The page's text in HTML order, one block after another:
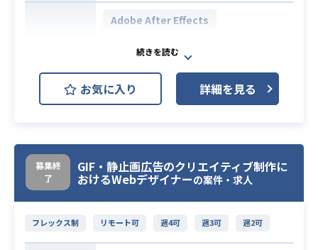
Adobe After Effects
Adobe Illustrator
Adobe Photoshop
業務内容
ライブアプリの開発案件において、
いします。
・エフェクトの制作
・クリエイティブ動画の制作
・ポートフォリオの提出
お気に入り 詳細を見る
募集終
了
GIF・静止画広告のクリエイティブ制作に
おけるWebデザイナーの案件・求人
フレックス制 リモート可 週4可 週3可 週2可